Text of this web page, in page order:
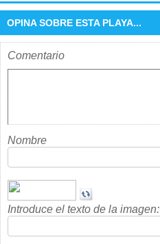
OPINA SOBRE ESTA PLAYA...
Comentario
Nombre
Introduce el texto de la imagen: